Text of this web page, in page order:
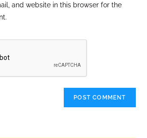
and website in this browser for the